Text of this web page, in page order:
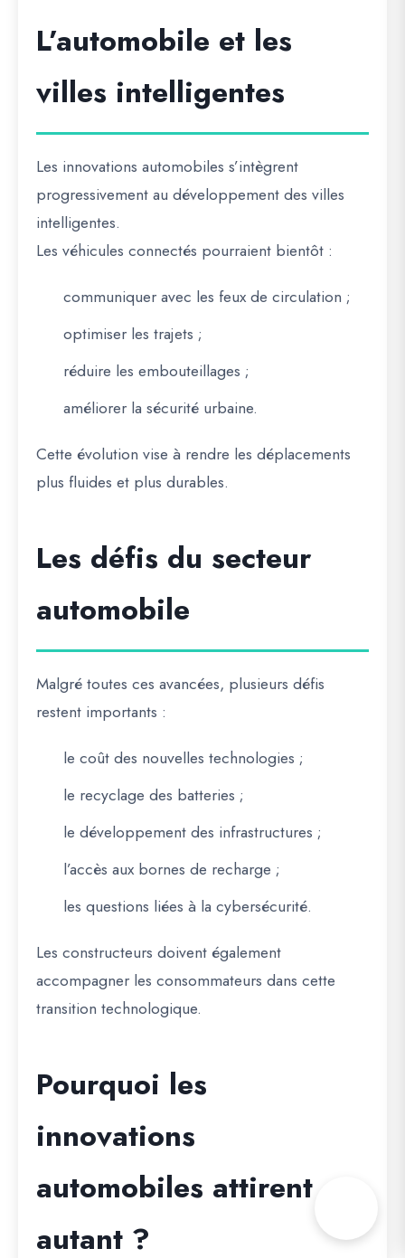
L’automobile et les
villes intelligentes
Les innovations automobiles s’intègrent
progressivement au développement des villes
intelligentes.
Les véhicules connectés pourraient bientôt :
communiquer avec les feux de circulation ;
optimiser les trajets ;
réduire les embouteillages ;
améliorer la sécurité urbaine.
Cette évolution vise à rendre les déplacements
plus fluides et plus durables.
Les défis du secteur
automobile
Malgré toutes ces avancées, plusieurs défis
restent importants :
le coût des nouvelles technologies ;
le recyclage des batteries ;
le développement des infrastructures ;
l’accès aux bornes de recharge ;
les questions liées à la cybersécurité.
Les constructeurs doivent également
accompagner les consommateurs dans cette
transition technologique.
Pourquoi les
innovations
automobiles attirent
autant ?